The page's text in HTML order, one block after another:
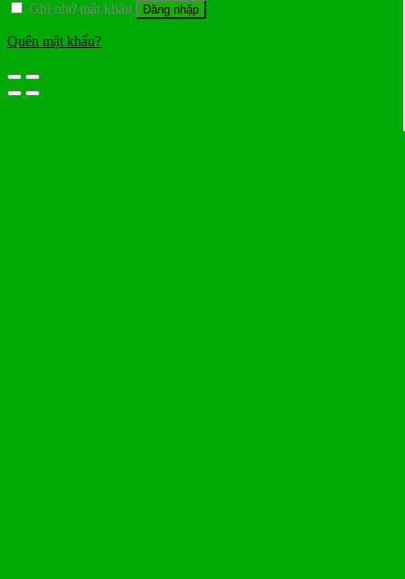
Ghi nhớ mật khẩu Đăng nhập
Quên mật khẩu?